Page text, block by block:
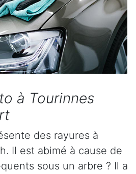
à Tourinnes
des rayures à
Il est abimé à cause de
sous un arbre ? Il a